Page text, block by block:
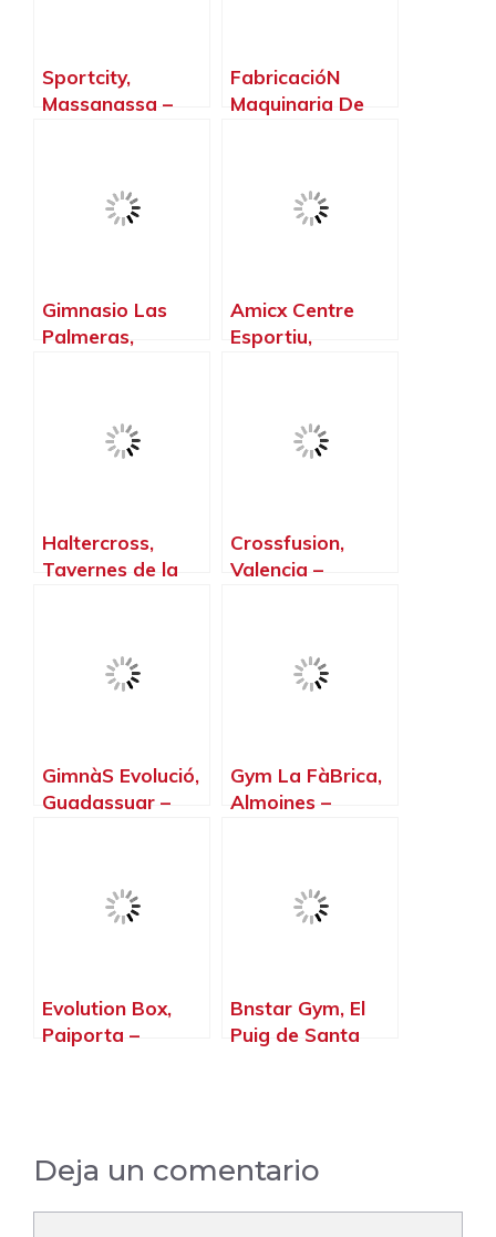
Sportcity,
Massanassa –
FabricacióN
Maquinaria De
Valencia
Gimnasio Las
Palmeras,
Amicx Centre
Esportiu,
Haltercross,
Tavernes de la
Crossfusion,
Valencia –
GimnàS Evolució,
Guadassuar –
Gym La FàBrica,
Almoines –
Evolution Box,
Paiporta –
Bnstar Gym, El
Puig de Santa
Deja un comentario